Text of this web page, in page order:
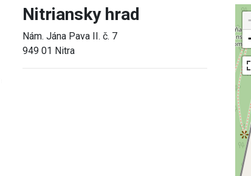
Nitriansky hrad
Nám. Jána Pava II. č. 7
949 01 Nitra